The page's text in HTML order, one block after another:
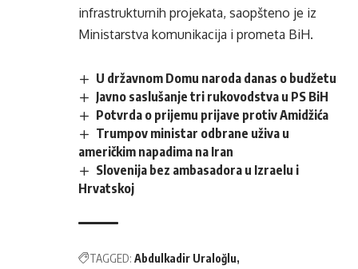
infrastrukturnih projekata, saopšteno je iz
Ministarstva komunikacija i prometa BiH.
U državnom Domu naroda danas o budžetu
Javno saslušanje tri rukovodstva u PS BiH
Potvrda o prijemu prijave protiv Amidžića
Trumpov ministar odbrane uživa u
američkim napadima na Iran
Slovenija bez ambasadora u Izraelu i
Hrvatskoj
TAGGED: Abdulkadir Uraloğlu